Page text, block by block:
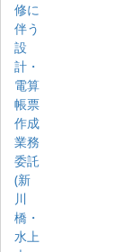
修に
伴う
設
計・
電算
帳票
作成
業務
委託
(新
川
橋・
水上